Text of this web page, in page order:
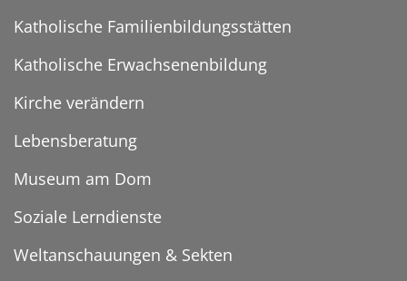
Katholische Familienbildungsstätten
Katholische Erwachsenenbildung
Kirche verändern
Lebensberatung
Museum am Dom
Soziale Lerndienste
Weltanschauungen & Sekten